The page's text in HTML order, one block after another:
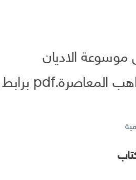
موسوعة الاديان
والمذاهب المعاصرة.pdf برابط